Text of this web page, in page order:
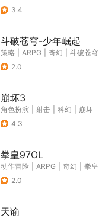
3.4
斗破苍穹-少年崛起
策略 ARPG 奇幻
斗破苍穹
2.0
崩坏3
角色扮演 射击 科幻
崩坏
4.3
拳皇97OL
动作冒险 ARPG 奇幻
拳皇
2.0
天谕